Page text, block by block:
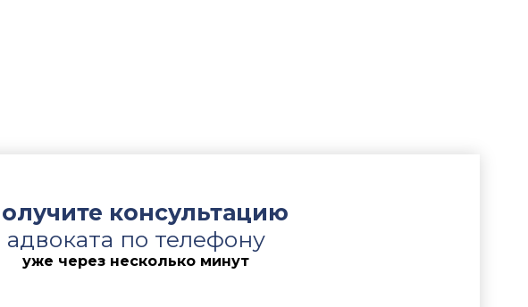
консультацию
адвоката по телефону
уже через несколько минут